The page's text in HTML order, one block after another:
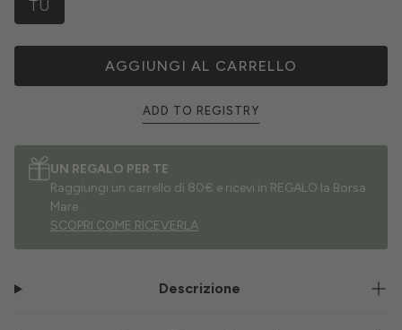
TU
AGGIUNGI AL CARRELLO
ADD TO REGISTRY
UN REGALO PER TE
Raggiungi un carrello di 80€ e ricevi in REGALO la Borsa
Mare.
SCOPRI COME RICEVERLA
Descrizione